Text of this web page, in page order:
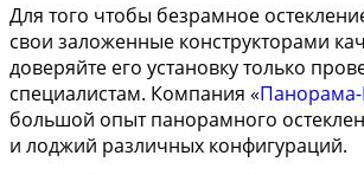
Для того чтобы безрамное
свои заложенные конструкторами
доверяйте его установку только
специалистам. Компания «
большой опыт панорамного
и лоджий различных конфигураций.